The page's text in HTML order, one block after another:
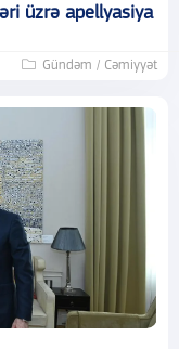
üzrə apellyasiya
Gündəm / Cəmiyyət